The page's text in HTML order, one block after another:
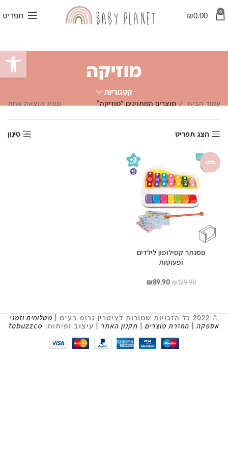
0
₪0.00 תפריט
מוזיקה
קטגוריות
עמוד הבית מוצרים המתויגים “מוזיקה” מציג תוצאה אחת
הצג תפריט סינון
-31%
פסנתר קסילופון לילדים
ופעוטות
₪129.90
המחיר₪89.90
המחיר
© 2022 כל הזכויות שמורות לציטרין גרופ בע״מ |
משלוחים וזמני
אספקה
החזרת מוצרים תקנון האתר | עיצוב ופיתוח: tabuzzco
פתח